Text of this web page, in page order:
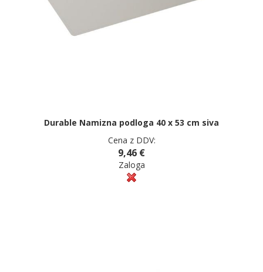
Durable Namizna podloga 40 x 53 cm siva
Cena z DDV:
9,46 €
Zaloga